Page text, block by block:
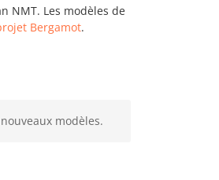
NMT. Les modèles de
Bergamot.
modèles.